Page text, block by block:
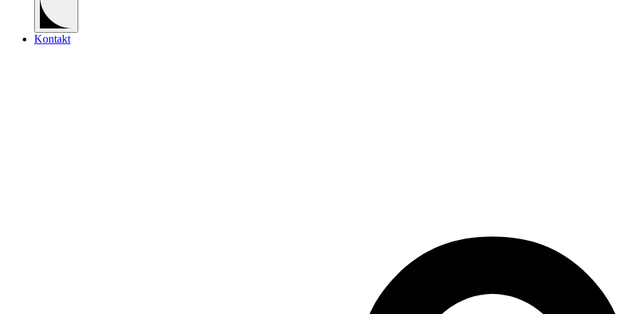
Kontakt